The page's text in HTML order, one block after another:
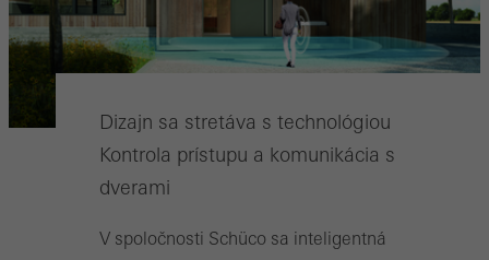
Dizajn sa stretáva s technológiou
Kontrola prístupu a komunikácia s
dverami
V spoločnosti Schüco sa inteligentná